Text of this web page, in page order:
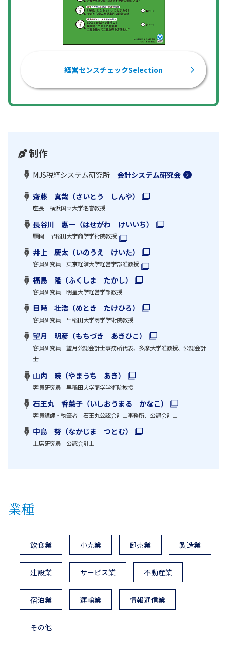
経営センスチェックSelection
制作
MJS税経システム研究所 会計システム研究会
齋藤 真哉（さいとう しんや）
座長 横浜国立大学名誉教授
長谷川 惠一（はせがわ けいいち）
顧問 早稲田大学商学学術院教授
井上 慶太（いのうえ けいた）
客員研究員 東京経済大学経営学部准教授
福島 隆（ふくしま たかし）
客員研究員 明星大学経営学部教授
目時 壮浩（めとき たけひろ）
客員研究員 早稲田大学商学学術院教授
望月 明彦（もちづき あきひこ）
客員研究員 望月公認会計士事務所代表、多摩大学准教授、公認会計
士
山内 暁（やまうち あき）
客員研究員 早稲田大学商学学術院教授
石王丸 香菜子（いしおうまる かなこ）
客員講師・執筆者 石王丸公認会計士事務所、公認会計士
中島 努（なかじま つとむ）
上席研究員 公認会計士
業種
飲食業 小売業 卸売業 製造業
建設業 サービス業 不動産業
宿泊業 運輸業 情報通信業
その他